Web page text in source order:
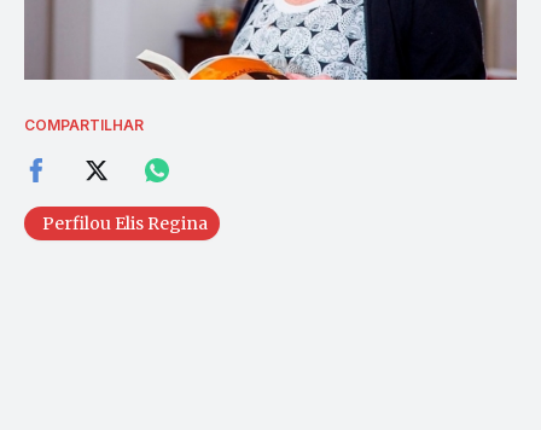
COMPARTILHAR
Perfilou Elis Regina